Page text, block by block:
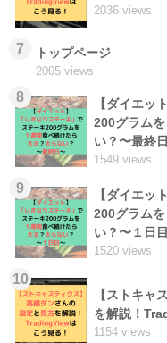
2036 views
7 トップページ
2005 views
8
【ダイエッ
200グラム
い？〜最終
1549 views
9
【ダイエッ
200グラム
い？〜１日
1520 views
10
【ストキャ
を解説！
1154 views